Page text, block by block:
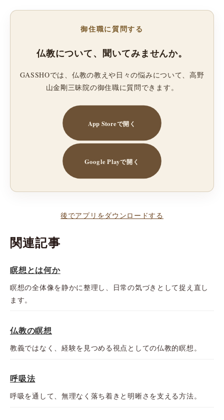
御住職に質問する
仏教について、聞いてみませんか。
GASSHOでは、仏教の教えや日々の悩みについて、高野
山金剛三昧院の御住職に質問できます。
App Storeで開く
Google Playで開く
後でアプリをダウンロードする
関連記事
瞑想とは何か
瞑想の全体像を静かに整理し、日常の気づきとして捉え直し
ます。
仏教の瞑想
教義ではなく、経験を見つめる視点としての仏教的瞑想。
呼吸法
呼吸を通して、無理なく落ち着きと明晰さを支える方法。